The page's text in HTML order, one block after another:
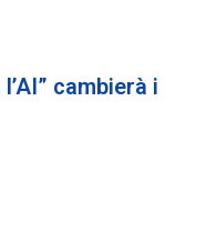
cambierà i